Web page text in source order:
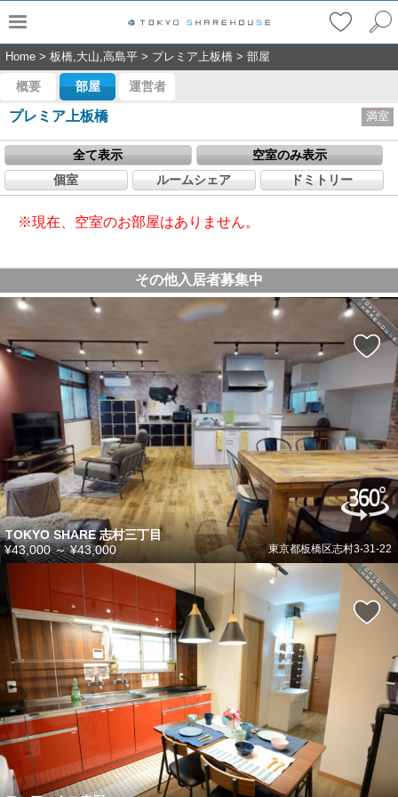
Home > 板橋,大山,高島平 > プレミア上板橋 > 部屋
概要 部屋 運営者
プレミア上板橋 満室
全て表示
空室のみ表示
個室
ルームシェア ドミトリー
※現在、空室のお部屋はありません。
その他入居者募集中
TOKYO SHARE 志村三丁目
東京都板橋区志村3-31-22
¥43,000～¥43,000